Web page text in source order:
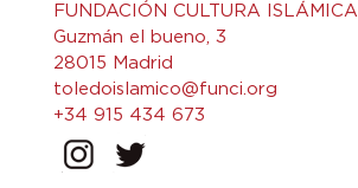
FUNDACIÓN CULTURA ISLÁMICA
Guzmán el bueno, 3
28015 Madrid
toledoislamico@funci.org
+34 915 434 673